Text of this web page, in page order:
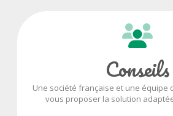
Conseils
Une société française et une équipe
vous proposer la solution